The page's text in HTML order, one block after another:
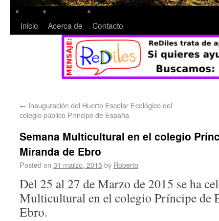
Inicio Acerca de Contacto
← Inauguración del Huerto Escolar Ecológico del
colegio público Príncipe de España
Semana Multicultural en el colegio
Miranda de Ebro
Posted on 31 marzo, 2015by Roberto
Del 25 al 27 de Marzo de 2015 se ha
Multicultural en el colegio Príncipe de
Ebro.